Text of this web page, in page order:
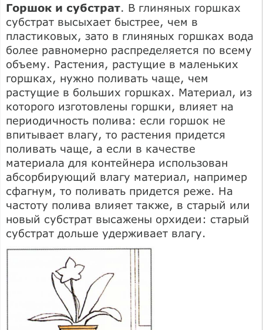
Горшок и субстрат. В глиняных горшках
субстрат высыхает быстрее, чем в
пластиковых, зато в глиняных горшках вода
более равномерно распределяется по всему
объему. Растения, растущие в маленьких
горшках, нужно поливать чаще, чем
растущие в больших горшках. Материал, из
которого изготовлены горшки, влияет на
периодичность полива: если горшок не
впитывает влагу, то растения придется
поливать чаще, а если в качестве
материала для контейнера использован
абсорбирующий влагу материал, например
сфагнум, то поливать придется реже. На
частоту полива влияет также, в старый или
новый субстрат высажены орхидеи: старый
субстрат дольше удерживает влагу.